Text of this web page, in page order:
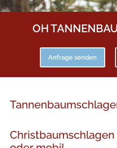
OH
Anfrage senden